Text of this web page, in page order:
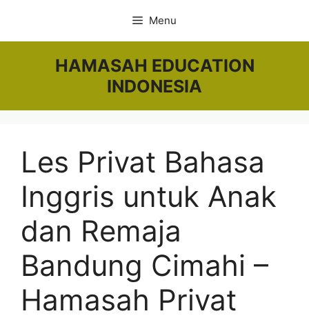
content
Menu
HAMASAH EDUCATION
INDONESIA
Les Privat Bahasa
Inggris untuk Anak
dan Remaja
Bandung Cimahi –
Hamasah Privat